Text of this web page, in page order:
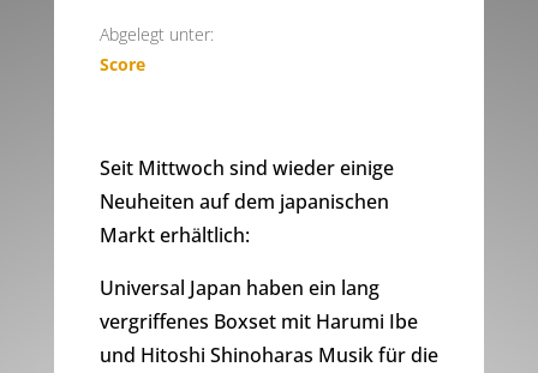
Abgelegt unter:
Score
Seit Mittwoch sind wieder einige
Neuheiten auf dem japanischen
Markt erhältlich:
Universal Japan haben ein lang
vergriffenes Boxset mit Harumi Ibe
und Hitoshi Shinoharas Musik für die